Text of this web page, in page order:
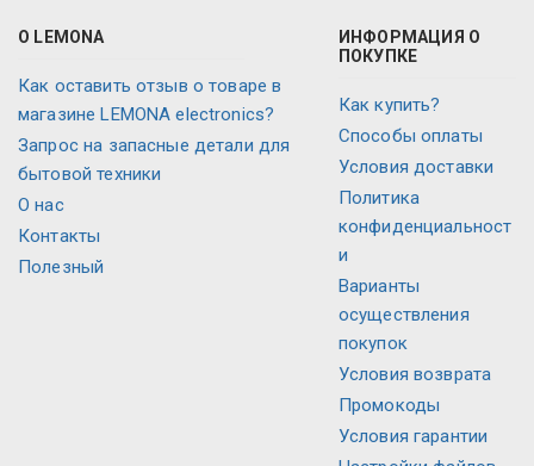
О LEMONA
Как оставить отзыв о товаре в
магазине LEMONA electronics?
Запрос на запасные детали для
бытовой техники
О нас
Контакты
Полезный
ИНФОРМАЦИЯ О
ПОКУПКЕ
Как купить?
Способы оплаты
Условия доставки
Политика
конфиденциальност
и
Варианты
осуществления
покупок
Условия возврата
Промокоды
Условия гарантии